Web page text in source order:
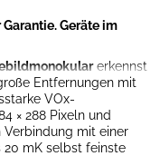
Geräte im
erkennst
Entfernungen mit
VOx-
× 288 Pixeln und
Verbindung mit einer
20 mK selbst feinste